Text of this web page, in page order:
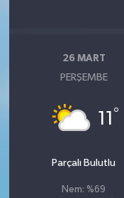
26 MART
PERŞEMBE
11 °
Parçalı Bulutlu
Nem: %69